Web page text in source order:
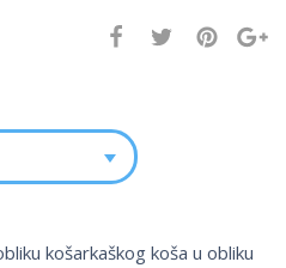
košarkaškog koša u obliku